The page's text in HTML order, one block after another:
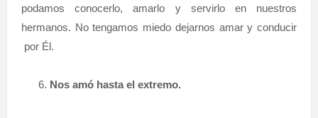
podamos conocerlo, amarlo y servirlo en nuestros
hermanos. No tengamos miedo dejarnos amar y conducir
por Él.
Nos amó hasta el extremo.